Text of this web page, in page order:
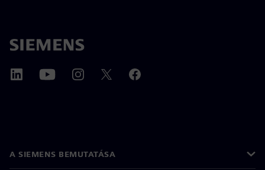
A SIEMENS BEMUTATÁSA